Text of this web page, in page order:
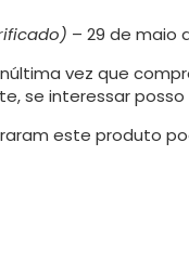
– 29 de maio
vez que
se interessar posso
este produto